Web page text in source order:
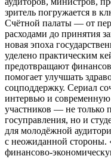
зритель погружается в
Счётной палаты — от
расходами до принятия
новая эпоха
уделено практическим
предотвращают
помогает улучшать
соцподдержку. Сериал
интервью и
участников — не только
госуправления, но и
для молодёжной
с неожиданной стороны.
финансово-